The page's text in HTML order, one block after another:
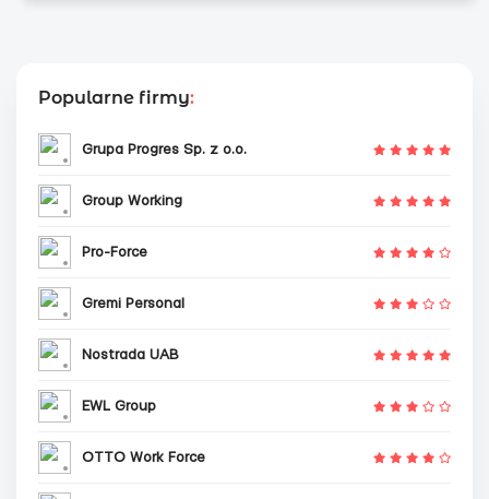
Popularne firmy:
Grupa Progres Sp. z o.o.
Group Working
Pro-Force
Gremi Personal
Nostrada UAB
EWL Group
OTTO Work Force